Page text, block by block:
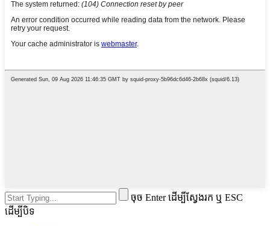
ចុច Enter ដើម្បីស្វែងរក ឬ ESC
ដើម្បីបិទ